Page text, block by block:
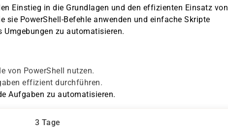
Einstieg in die Grundlagen und den effizienten Einsatz von
sie PowerShell-Befehle anwenden und einfache Skripte
zu automatisieren.
von PowerShell nutzen.
effizient durchführen.
Aufgaben zu automatisieren.
3 Tage